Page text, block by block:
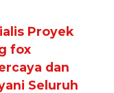
Proyek
fox
dan
Seluruh